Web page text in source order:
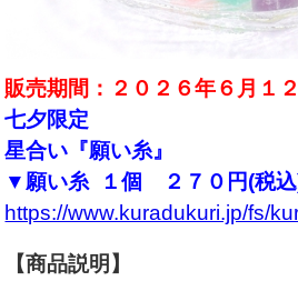
販売期間：２０２６年６月１
七夕限定
星合い『願い糸』
▼願い糸 １個 ２７０円(税
https://www.kuradukuri.jp/fs/
【商品説明】